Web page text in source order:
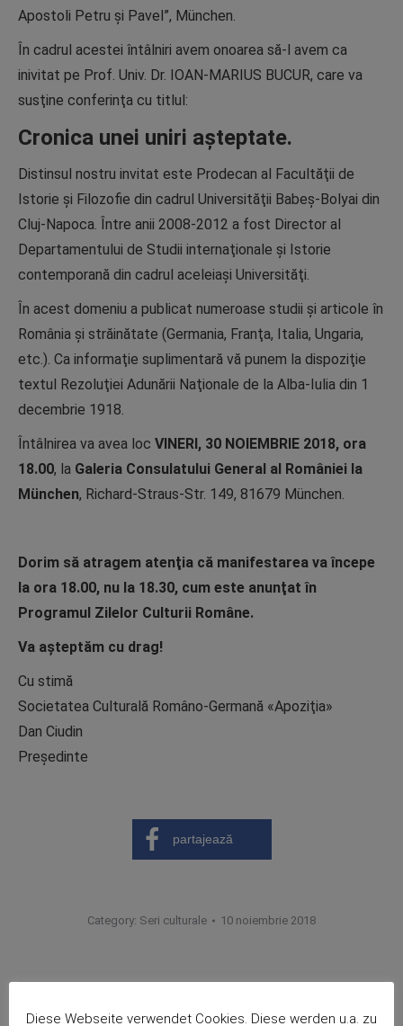
Apostoli Petru şi Pavel”, München.
În cadrul acestei întâlniri avem onoarea să-l avem ca
inivitat pe Prof. Univ. Dr. IOAN-MARIUS BUCUR, care va
susţine conferinţa cu titlul:
Cronica unei uniri aşteptate.
Distinsul nostru invitat este Prodecan al Facultăţii de
Istorie şi Filozofie din cadrul Universităţii Babeş-Bolyai din
Cluj-Napoca. Între anii 2008-2012 a fost Director al
Departamentului de Studii internaţionale şi Istorie
contemporană din cadrul aceleiaşi Universităţi.
În acest domeniu a publicat numeroase studii şi articole în
România şi străinătate (Germania, Franţa, Italia, Ungaria,
etc.). Ca informaţie suplimentară vă punem la dispoziţie
textul Rezoluţiei Adunării Naţionale de la Alba-Iulia din 1
decembrie 1918.
Întâlnirea va avea loc VINERI, 30 NOIEMBRIE 2018, ora
18.00, la Galeria Consulatului General al României la
München, Richard-Straus-Str. 149, 81679 München.
Dorim să atragem atenţia că manifestarea va începe
la ora 18.00, nu la 18.30, cum este anunţat în
Programul Zilelor Culturii Române.
Va aşteptăm cu drag!
Cu stimă
Societatea Culturală Româno-Germană «Apoziţia»
Dan Ciudin
Preşedinte
partajează
Category: Seri culturale 10 noiembrie 2018
PREVIOUS
Diese Webseite verwendet Cookies. Diese werden u.a. zu